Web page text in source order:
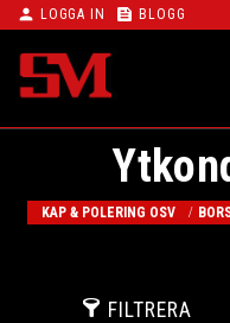
Meny
person LOGGA IN feed BLOGG
KAP & POLERING OSV
FILTRERA